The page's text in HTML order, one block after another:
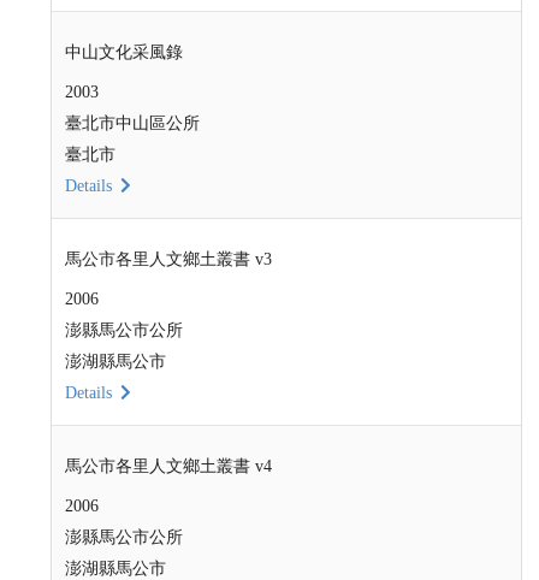
中山文化采風錄
2003
臺北市中山區公所
臺北市
Details
馬公市各里人文鄉土叢書 v3
2006
澎縣馬公市公所
澎湖縣馬公市
Details
馬公市各里人文鄉土叢書 v4
2006
澎縣馬公市公所
澎湖縣馬公市